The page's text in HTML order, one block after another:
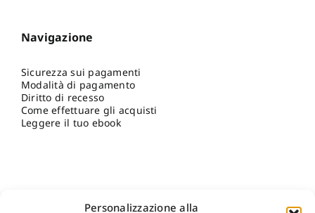
Personalizzazione alla
Navigazione
Sicurezza sui pagamenti
Modalità di pagamento
Diritto di recesso
Come effettuare gli acquisti
Leggere il tuo ebook